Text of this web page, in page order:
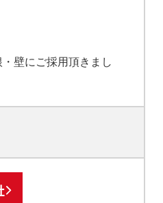
壁にご採用頂きまし